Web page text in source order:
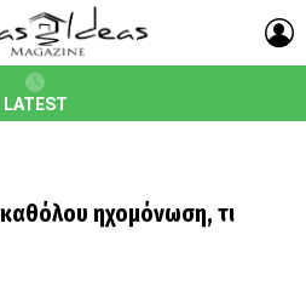
LATEST
καθόλου ηχομόνωση, τι